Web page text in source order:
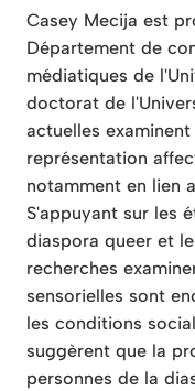
Casey Mecija est
Département de
médiatiques de
doctorat de
actuelles
représentation
notamment en lien
S'appuyant sur les
diaspora queer et
recherches
sensorielles sont
les conditions
suggèrent que la
personnes de la